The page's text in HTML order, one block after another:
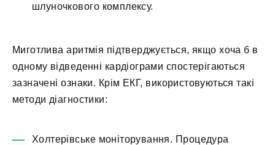
шлуночкового комплексу.
Миготлива аритмія підтверджується, якщо хоча б в
одному відведенні кардіограми спостерігаються
зазначені ознаки. Крім ЕКГ, використовуються такі
методи діагностики:
Холтерівське моніторування. Процедура